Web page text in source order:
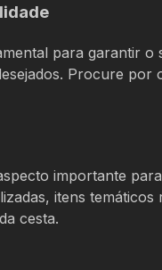
para garantir
Procure
importante
itens
cesta.